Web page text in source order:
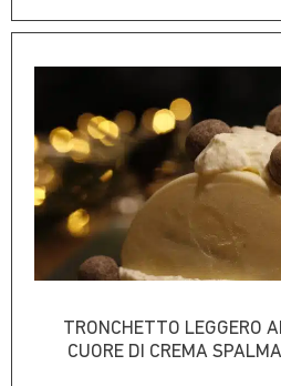
TRONCHETTO LEGGERO
CUORE DI CREMA